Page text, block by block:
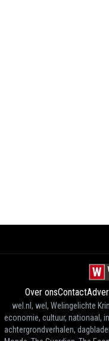
Over onsContact
wel.nl, wel, Welingelichte
economie, cultuur, nationaal,
achtergrondverhalen,